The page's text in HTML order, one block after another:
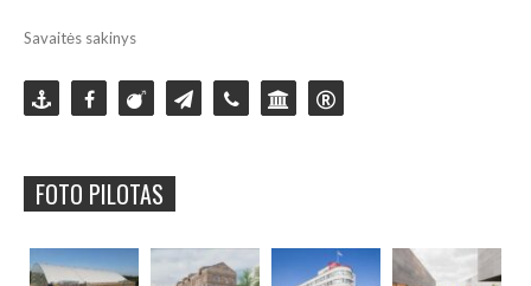
Savaitės sakinys
FOTO PILOTAS